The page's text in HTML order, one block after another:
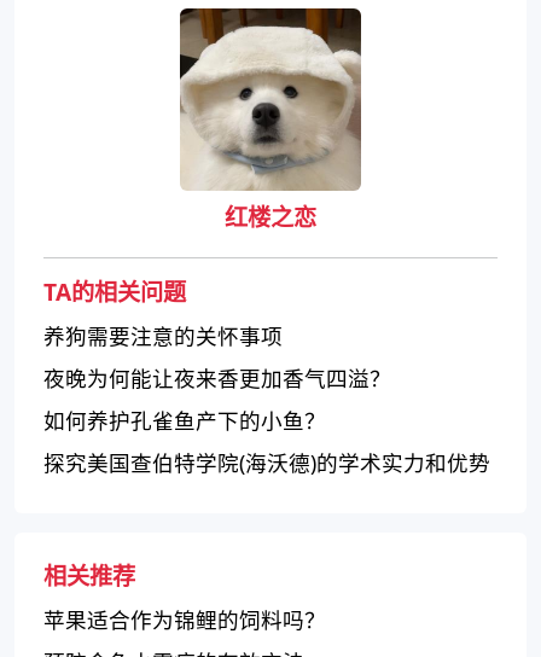
红楼之恋
TA的相关问题
养狗需要注意的关怀事项
夜晚为何能让夜来香更加香气四溢？
如何养护孔雀鱼产下的小鱼？
探究美国查伯特学院(海沃德)的学术实力和优势
相关推荐
苹果适合作为锦鲤的饲料吗？